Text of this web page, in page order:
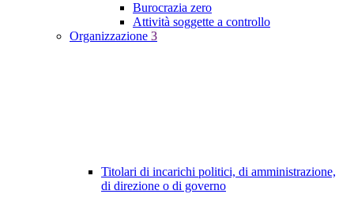
Burocrazia zero
Attività soggette a controllo
Organizzazione 3
Titolari di incarichi politici, di amministrazione,
di direzione o di governo